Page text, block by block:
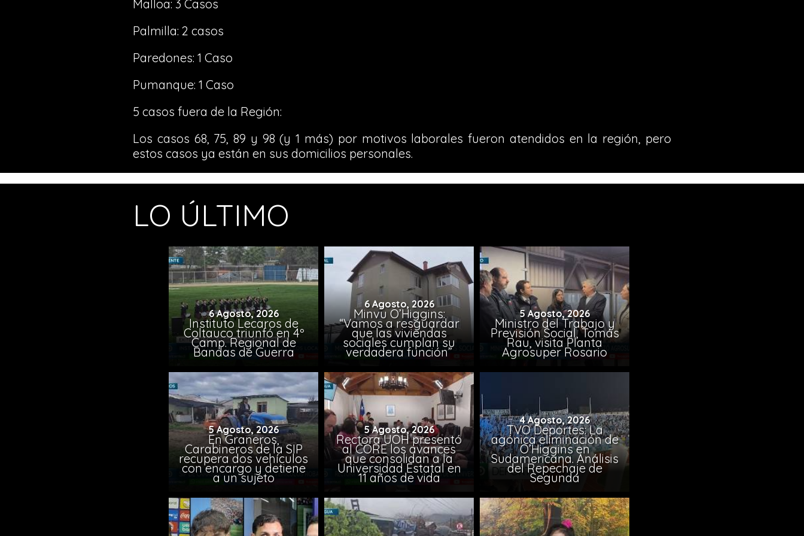
Malloa: 3 Casos
Palmilla: 2 casos
Paredones: 1 Caso
Pumanque: 1 Caso
5 casos fuera de la Región:
Los casos 68, 75, 89 y 98 (y 1 más) por motivos laborales fueron atendidos en la región, pero
estos casos ya están en sus domicilios personales.
LO ÚLTIMO
6 Agosto, 2026
Instituto Lecaros de
Coltauco triunfó en 4º
Camp. Regional de
Bandas de Guerra
6 Agosto, 2026
Minvu O’Higgins:
“Vamos a resguardar
que las viviendas
sociales cumplan su
verdadera función”
5 Agosto, 2026
Ministro del Trabajo y
Previsión Social, Tomás
Rau, visita Planta
Agrosuper Rosario
5 Agosto, 2026
En Graneros,
Carabineros de la SIP
recupera dos vehículos
con encargo y detiene
a un sujeto
5 Agosto, 2026
Rectora UOH presentó
al CORE los avances
que consolidan a la
Universidad Estatal en
11 años de vida
4 Agosto, 2026
TVO Deportes: La
agónica eliminación de
O’Higgins en
Sudamericana. Análisis
del Repechaje de
Segunda